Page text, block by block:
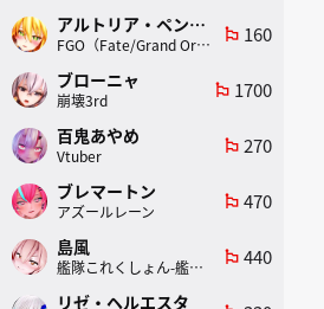
アルトリア・ペンドラゴン(ランサー)
FGO（Fate/Grand Order）
emoji_flags 160
ブローニャ
崩壊3rd
emoji_flags 1700
百鬼あやめ
Vtuber
emoji_flags 270
ブレマートン
アズールレーン
emoji_flags 470
島風
艦隊これくしょん-艦これ-
emoji_flags 440
リゼ・ヘルエスタ